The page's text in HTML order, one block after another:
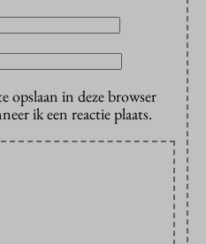
opslaan in deze browser
ik een reactie plaats.